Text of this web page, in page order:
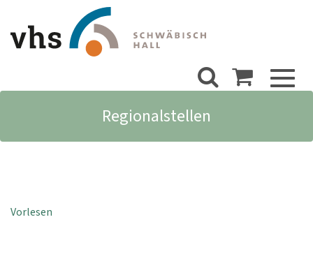
Regionalstellen
Vorlesen